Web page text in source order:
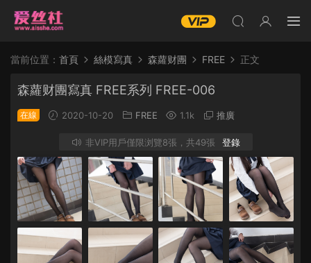
當前位置： 首頁 絲模寫真 森蘿财團 FREE 正文
森蘿财團寫真 FREE系列 FREE-006
在線 2020-10-20 FREE 1.1k 推廣
非VIP用戶僅限浏覽8張，共49張 登錄